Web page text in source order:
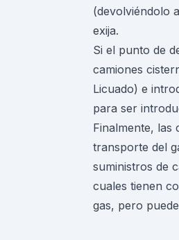
(devolviéndolo
exija.
Si el punto de
camiones
Licuado) e
para ser
Finalmente, las
transporte del
suministros de
cuales tienen
gas, pero